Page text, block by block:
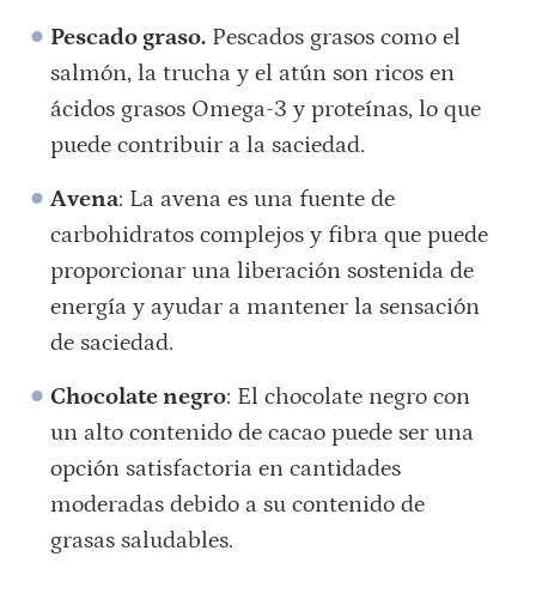
Pescado graso. Pescados grasos como el
salmón, la trucha y el atún son ricos en
ácidos grasos Omega-3 y proteínas, lo que
puede contribuir a la saciedad.
Avena: La avena es una fuente de
carbohidratos complejos y fibra que puede
proporcionar una liberación sostenida de
energía y ayudar a mantener la sensación
de saciedad.
Chocolate negro: El chocolate negro con
un alto contenido de cacao puede ser una
opción satisfactoria en cantidades
moderadas debido a su contenido de
grasas saludables.